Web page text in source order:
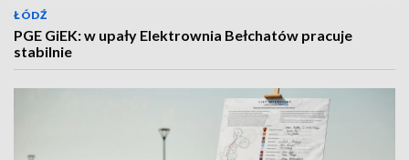
ŁÓDŹ
PGE GiEK: w upały Elektrownia Bełchatów pracuje
stabilnie